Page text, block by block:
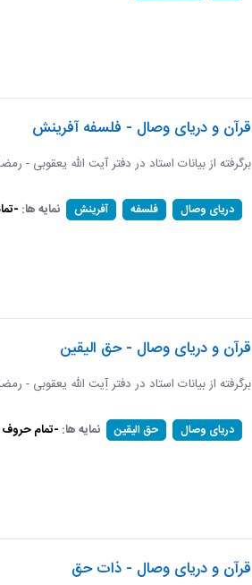
قرآن و دریای وصال - فلسفه آفرینش
برگرفته از بیانات استاد در دفتر آیت الله یعقوبی - رمضان
دریای وصال فلسفه آفرینش نمایه ها: -
قرآن و دریای وصال - حق الیقین
برگرفته از بیانات استاد در دفتر آِیت الله یعقوبی - رمضان
دریای وصال حق الیقین نمایه ها: -تمام حروف
قرآن و دریای وصال - ذات حق